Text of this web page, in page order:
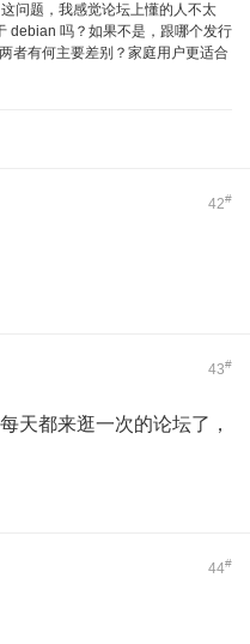
问题，我感觉论坛上懂的人不太
debian 吗？如果不是，跟哪个发行
者有何主要差别？家庭用户更适合
42#
43#
天都来逛一次的论坛了，
44#